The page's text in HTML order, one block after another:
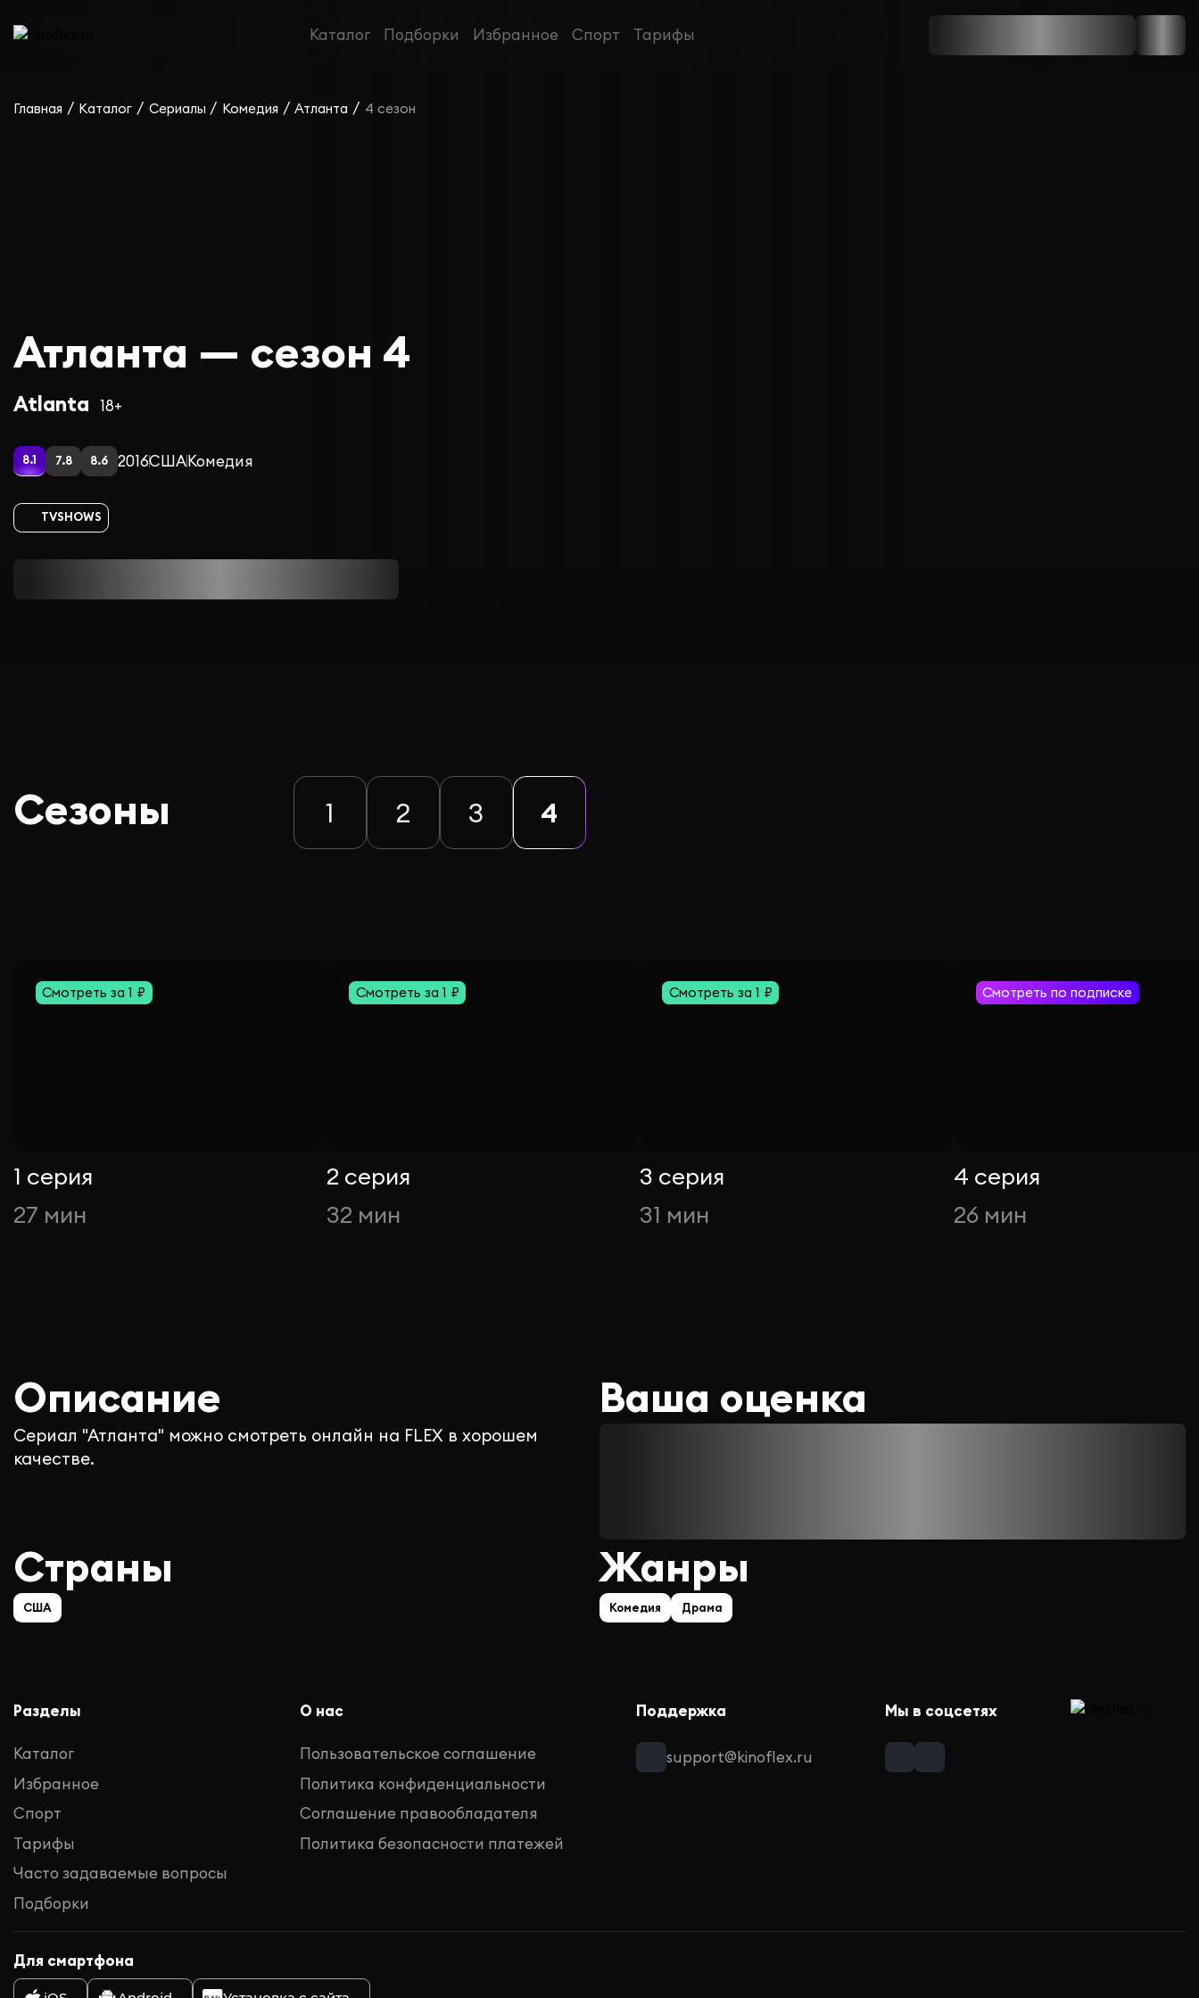
Каталог Подборки Избранное Спорт Тарифы
Главная / Каталог / Сериалы / Комедия / Атланта / 4 сезон
Атланта — сезон 4
Atlanta 18+
8.1 7.8 8.6 2016СШАКомедия
TVSHOWS
Сезоны 1 2 3 4
Смотреть за 1 ₽
1 серия
27 мин
Смотреть за 1 ₽
2 серия
32 мин
Смотреть за 1 ₽
3 серия
31 мин
Смотреть по подписке
4 серия
26 мин
Описание
Сериал "Атланта" можно смотреть онлайн на FLEX в хорошем
качестве.
Ваша оценка
Страны
США
Жанры
Комедия Драма
Разделы
Каталог
Избранное
Спорт
Тарифы
Часто задаваемые вопросы
Подборки
О нас
Пользовательское соглашение
Политика конфиденциальности
Соглашение правообладателя
Политика безопасности платежей
Поддержка
support@kinoflex.ru
Мы в соцсетях
Для смартфона